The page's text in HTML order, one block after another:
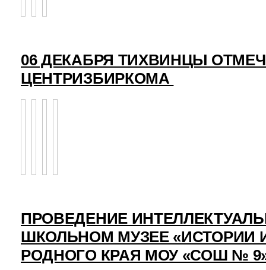
06 ДЕКАБРЯ ТИХВИНЦЫ
ЦЕНТРИЗБИРКОМА
ПРОВЕДЕНИЕ
ШКОЛЬНОМ МУЗЕЕ «ИСТОРИИ
РОДНОГО КРАЯ МОУ «СОШ №